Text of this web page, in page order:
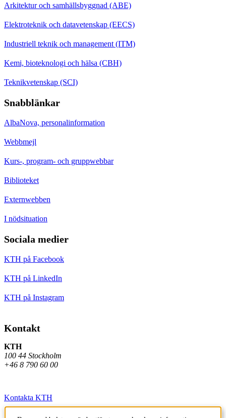
Arkitektur och samhällsbyggnad (ABE)
Elektroteknik och datavetenskap (EECS)
Industriell teknik och management (ITM)
Kemi, bioteknologi och hälsa (CBH)
Teknikvetenskap (SCI)
Snabblänkar
AlbaNova, personalinformation
Webbmejl
Kurs-, program- och gruppwebbar
Biblioteket
Externwebben
I nödsituation
Sociala medier
KTH på Facebook
KTH på LinkedIn
KTH på Instagram
Kontakt
KTH
100 44 Stockholm
+46 8 790 60 00
Kontakta KTH